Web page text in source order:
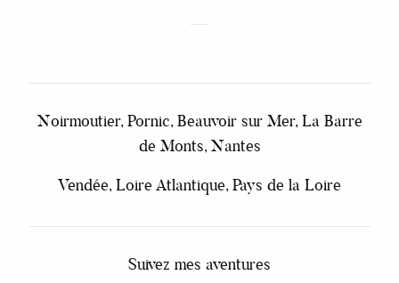
Noirmoutier, Pornic, Beauvoir sur Mer, La Barre
de Monts, Nantes
Vendée, Loire Atlantique, Pays de la Loire
Suivez mes aventures